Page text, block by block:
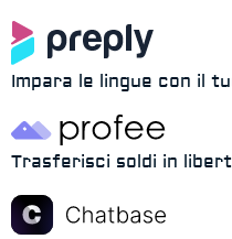
Impara le lingue con il
Trasferisci soldi in